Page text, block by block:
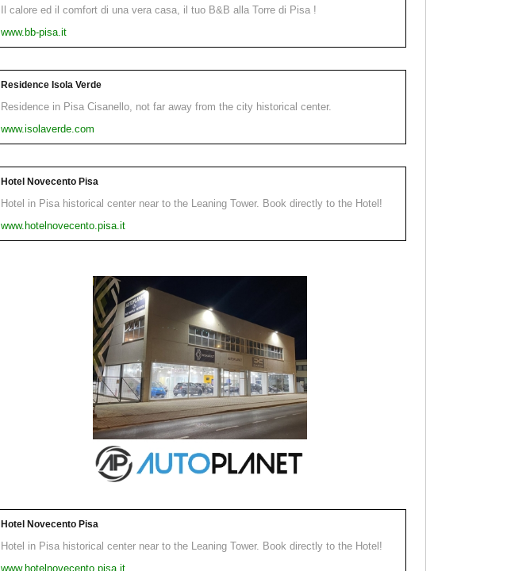
Il calore ed il comfort di una vera casa, il tuo B&B alla Torre di Pisa !
www.bb-pisa.it
Residence Isola Verde
Residence in Pisa Cisanello, not far away from the city historical center.
www.isolaverde.com
Hotel Novecento Pisa
Hotel in Pisa historical center near to the Leaning Tower. Book directly to the Hotel!
www.hotelnovecento.pisa.it
Hotel Novecento Pisa
Hotel in Pisa historical center near to the Leaning Tower. Book directly to the Hotel!
www.hotelnovecento.pisa.it